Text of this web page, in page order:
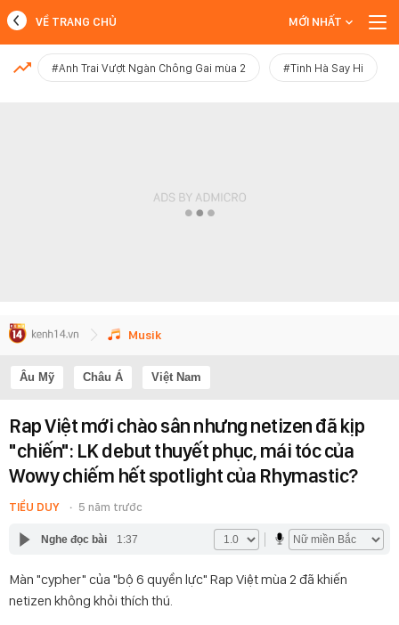
MỚI NHẤT
VỀ TRANG CHỦ MỚI NHẤT
#Anh Trai Vượt Ngàn Chông Gai mùa 2 #Tinh Hà Say Hi
Musik
Âu Mỹ Châu Á Việt Nam
Rap Việt mới chào sân nhưng netizen đã kịp
"chiến": LK debut thuyết phục, mái tóc của
Wowy chiếm hết spotlight của Rhymastic?
TIỂU DUY 5 năm trước
Nghe đọc bài 1:37
Màn "cypher" của "bộ 6 quyền lực" Rap Việt mùa 2 đã khiến
netizen không khỏi thích thú.